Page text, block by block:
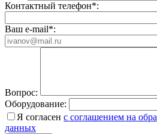
Контактный телефон*:
Ваш e-mail*:
Вопрос:
Оборудование:
Я согласен с соглашением на
данных